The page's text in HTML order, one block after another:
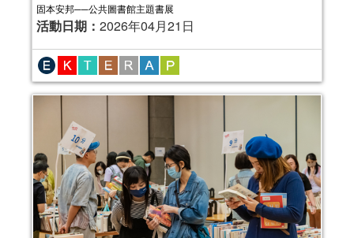
固本安邦──公共圖書館主題書展
活動日期： 2026年04月21日